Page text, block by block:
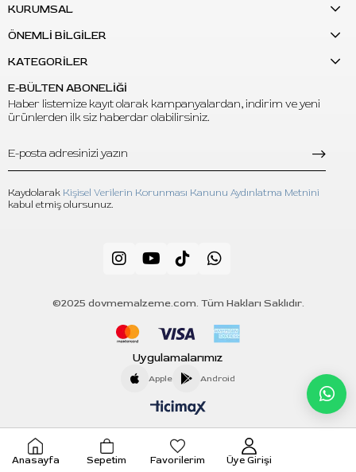
KURUMSAL
ÖNEMLİ BİLGİLER
KATEGORİLER
E-BÜLTEN ABONELİĞİ
Haber listemize kayıt olarak kampanyalardan, indirim ve yeni
ürünlerden ilk siz haberdar olabilirsiniz.
Kaydolarak Kişisel Verilerin Korunması Kanunu Aydınlatma Metnini
kabul etmiş olursunuz.
©2025 dovmemalzeme.com. Tüm Hakları Saklıdır.
Uygulamalarımız
Apple Android
Anasayfa Sepetim Favorilerim Üye Girişi